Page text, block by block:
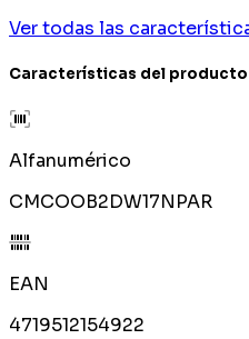
Ver todas las
Características del producto
Alfanumérico
CMCOOB2DW17NPAR
EAN
4719512154922